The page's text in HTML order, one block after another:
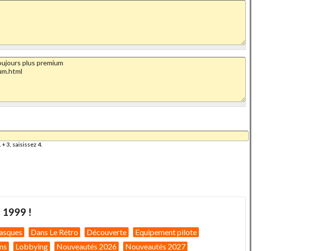
3, saisissez 4.
!
Dans Le Rétro Découverte
Equipement pilote
Lobbying Nouveautés 2026 Nouveautés 2027